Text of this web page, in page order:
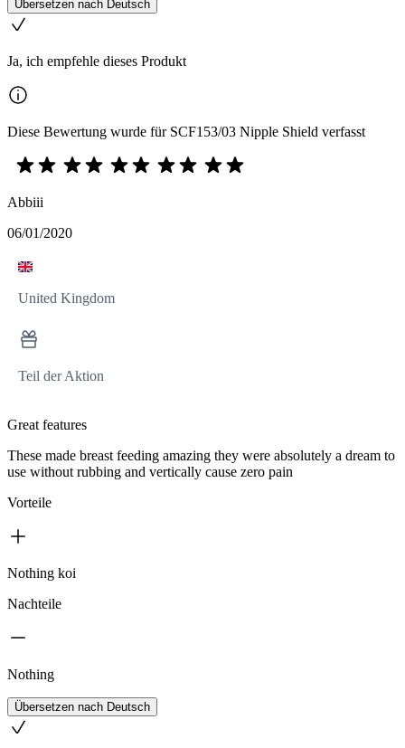
Übersetzen nach Deutsch
Ja, ich empfehle dieses Produkt
Diese Bewertung wurde für SCF153/03 Nipple Shield verfasst
Abbiii
06/01/2020
United Kingdom
Teil der Aktion
Great features
These made breast feeding amazing they were absolutely a dream to
use without rubbing and vertically cause zero pain
Vorteile
Nothing koi
Nachteile
Nothing
Übersetzen nach Deutsch